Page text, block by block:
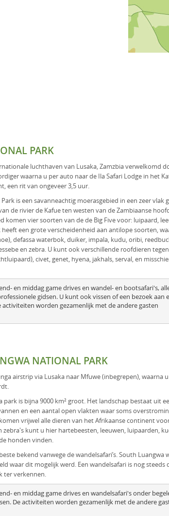
PARK
luchthaven van Lusaka, Zamzbia verwelkomd
waarna u per auto naar de Ila Safari Lodge in het
een rit van ongeveer 3,5 uur.
is een savanneachtig moerasgebied in een zeer vlak
de rivier de Kafue ten westen van de Zambiaanse
komen vier soorten van de de Big Five voor: luipaard,
een grote verscheidenheid aan antilope soorten,
defassa waterbok, duiker, impala, kudu, oribi,
en zebra. U kunt ook verschillende roofdieren
civet, genet, hyena, jakhals, serval, en
en middag game drives en wandel- en bootsafari's,
gidsen. U kunt ook vissen of een bezoek aan
activiteiten worden gezamenlijk met de andere gasten
NATIONAL PARK
airstrip via Lusaka naar Mfuwe (inbegrepen), waarna
park is bijna 9000 km² groot. Het landschap bestaat uit
en een aantal open vlakten waar soms
vrijwel alle dieren van het Afrikaanse continent
zebra's kunt u hier hartebeesten, leeuwen, luipaarden,
honden vinden.
bekend vanwege de wandelsafari’s. South Luangwa
waar dit mogelijk werd. Een wandelsafari is nog steeds
ter verkennen.
en middag game drives en wandelsafari's onder
De activiteiten worden gezamenlijk met de andere